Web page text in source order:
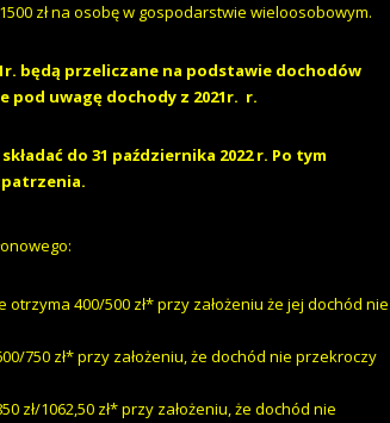
zł na osobę w gospodarstwie wieloosobowym.
będą przeliczane na podstawie dochodów
pod uwagę dochody z 2021r. r.
do 31 października 2022 r. Po tym
400/500 zł* przy założeniu że jej dochód nie
750 zł* przy założeniu, że dochód nie przekroczy
zł/1062,50 zł* przy założeniu, że dochód nie